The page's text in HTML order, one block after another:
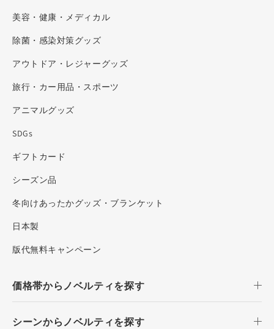
美容・健康・メディカル
除菌・感染対策グッズ
アウトドア・レジャーグッズ
旅行・カー用品・スポーツ
アニマルグッズ
SDGs
ギフトカード
シーズン品
冬向けあったかグッズ・ブランケット
日本製
版代無料キャンペーン
価格帯からノベルティを探す
シーンからノベルティを探す